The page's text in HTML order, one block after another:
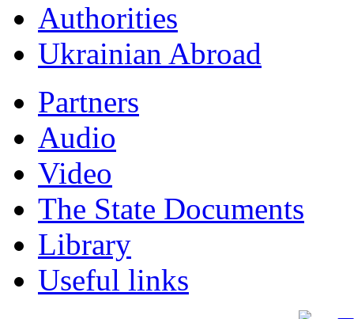
Authorities
Ukrainian Abroad
Partners
Audio
Video
The State Documents
Library
Useful links